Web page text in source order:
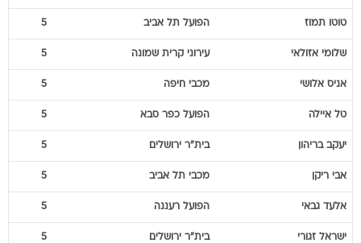
טוטו תמוז הפועל תל אביב 5
שלומי אזולאי עירוני קרית שמונה 5
אניס אלושי מכבי חיפה 5
טל איילה הפועל כפר סבא 5
יעקב בריהון בית"ר ירושלים 5
אבי ריקן מכבי תל אביב 5
אלעד גבאי הפועל רעננה 5
ישראל זגורי בית"ר ירושלים 5